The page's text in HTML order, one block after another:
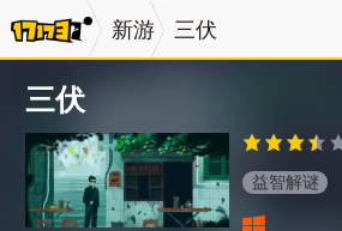
新游 三伏
三伏
益智解谜